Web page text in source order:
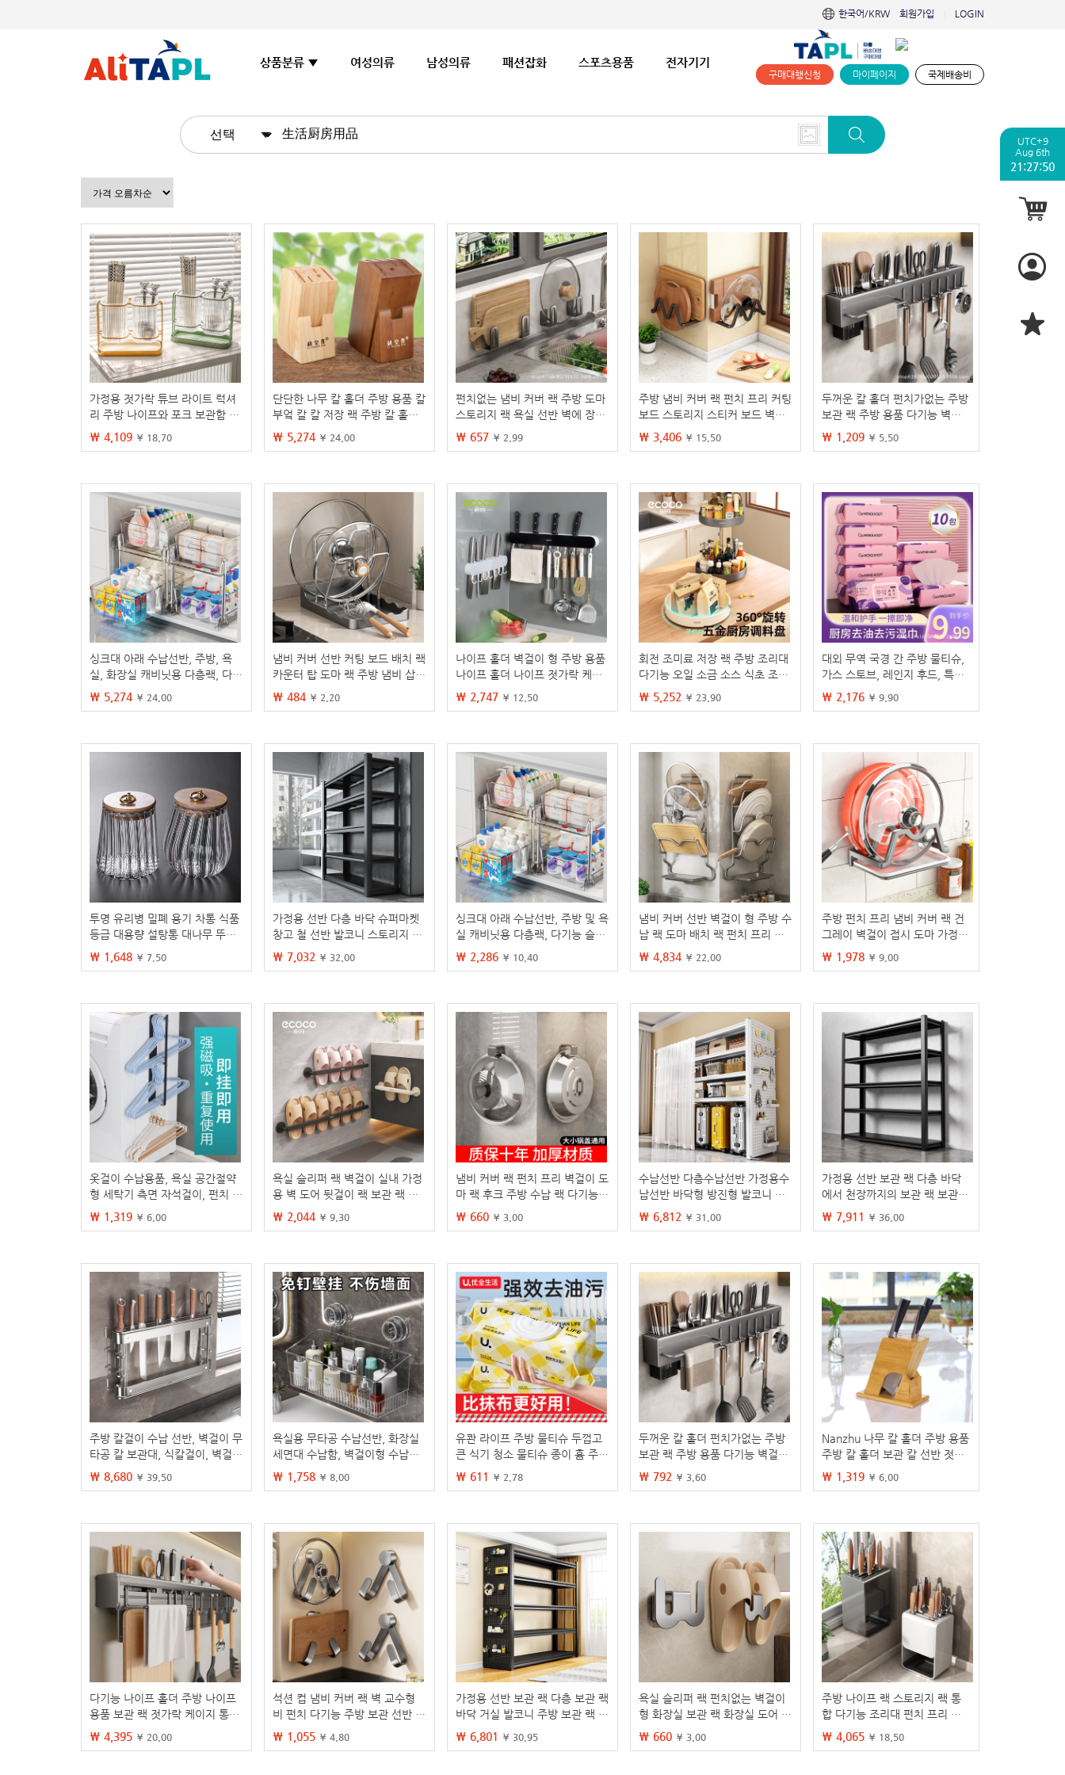
한국어/KRW 회원가입 LOGIN
상품분류 ▼ 여성의류 남성의류 패션잡화 스포츠용품 전자기기
구매대행신청 마이페이지 국제배송비
UTC+9
Aug 6th
21:27:51
가정용 젓가락 튜브 라이트 럭셔
리 주방 나이프와 포크 보관함 배
수 랙 벽걸이 형 젓가락 케이지 가
정 용품
₩ 4,109 ¥ 18.70
단단한 나무 칼 홀더 주방 용품 칼
부엌 칼 칼 저장 랙 주방 칼 홀더
칼 홀더 나무 칼 홀더
₩ 5,274 ¥ 24.00
펀치없는 냄비 커버 랙 주방 도마
스토리지 랙 욕실 선반 벽에 장착
된 다기능 벽 보관 유물
₩ 657 ¥ 2.99
주방 냄비 커버 랙 펀치 프리 커팅
보드 스토리지 스티커 보드 벽걸
이 도마 보드 스토리지 랙 스토리
지 아티팩트
₩ 3,406 ¥ 15.50
두꺼운 칼 홀더 펀치가없는 주방
보관 랙 주방 용품 다기능 벽걸
이 형 젓가락 및 야채 칼 보관
₩ 1,209 ¥ 5.50
싱크대 아래 수납선반, 주방, 욕
실, 화장실 캐비닛용 다층랙, 다기
능 슬라이드형 바스켓 수납장치
₩ 5,274 ¥ 24.00
냄비 커버 선반 커팅 보드 배치 랙
카운터 탑 도마 랙 주방 냄비 삽
홀더 스토리지 랙 도마 팩 커버 아
티팩트
₩ 484 ¥ 2.20
나이프 홀더 벽걸이 형 주방 용품
나이프 홀더 나이프 젓가락 케이
지 통합 보관 랙 다기능 주방 칼
보관 랙
₩ 2,747 ¥ 12.50
회전 조미료 저장 랙 주방 조리대
다기능 오일 소금 소스 식초 조미
료 가정용 저장 상자
₩ 5,252 ¥ 23.90
대외 무역 국경 간 주방 물티슈,
가스 스토브, 레인지 후드, 특수
세탁물없는 청소 용품, 기름없는
물티슈
₩ 2,176 ¥ 9.90
투명 유리병 밀폐 용기 차통 식품
등급 대용량 설탕통 대나무 뚜껑
주방용품 보관
₩ 1,648 ¥ 7.50
가정용 선반 다층 바닥 슈퍼마켓
창고 철 선반 발코니 스토리지 랙
코너 스틸 창고 디스플레이 랙
₩ 7,032 ¥ 32.00
싱크대 아래 수납선반, 주방 및 욕
실 캐비닛용 다층랙, 다기능 슬라
이드형 수납바구니, 정리함
₩ 2,286 ¥ 10.40
냄비 커버 선반 벽걸이 형 주방 수
납 랙 도마 배치 랙 펀치 프리 벽
수납 랙 냄비 커버 유물
₩ 4,834 ¥ 22.00
주방 펀치 프리 냄비 커버 랙 건
그레이 벽걸이 접시 도마 가정용
주방 용품 보관 랙
₩ 1,978 ¥ 9.00
옷걸이 수납용품, 욕실 공간절약
형 세탁기 측면 자석걸이, 펀치 없
는 발코니 수납선반
₩ 1,319 ¥ 6.00
욕실 슬리퍼 랙 벽걸이 실내 가정
용 벽 도어 뒷걸이 랙 보관 랙 타
월 신발 보관 아티팩트
₩ 2,044 ¥ 9.30
냄비 커버 랙 펀치 프리 벽걸이 도
마 랙 후크 주방 수납 랙 다기능
벽 보관 유물
₩ 660 ¥ 3.00
수납선반 다층수납선반 가정용수
납선반 바닥형 방진형 발코니 수
납실 철제선반
₩ 6,812 ¥ 31.00
가정용 선반 보관 랙 다층 바닥
에서 천장까지의 보관 랙 보관실
탄소강 잔해물 랙 창고 슈퍼마켓
보관 랙
₩ 7,911 ¥ 36.00
주방 칼걸이 수납 선반, 벽걸이 무
타공 칼 보관대, 식칼걸이, 벽걸이
수납 정리 도구
₩ 8,680 ¥ 39.50
욕실용 무타공 수납선반, 화장실
세면대 수납함, 벽걸이형 수납박
스, 무타공
₩ 1,758 ¥ 8.00
유콴 라이프 주방 물티슈 두껍고
큰 식기 청소 물티슈 종이 흄 주방
용품 강한 기름 얼룩 도매
₩ 611 ¥ 2.78
두꺼운 칼 홀더 펀치가없는 주방
보관 랙 주방 용품 다기능 벽걸이
형 젓가락 및 야채 칼 보관
₩ 792 ¥ 3.60
Nanzhu 나무 칼 홀더 주방 용품
주방 칼 홀더 보관 칼 선반 젓가
락 랙 다기능 스토리지 랙
₩ 1,319 ¥ 6.00
다기능 나이프 홀더 주방 나이프
용품 보관 랙 젓가락 케이지 통합
스토리지 랙 젓가락 홀더 벽걸이
없는 펀치
₩ 4,395 ¥ 20.00
석션 컵 냄비 커버 랙 벽 교수형
비 펀치 다기능 주방 보관 선반 도
마 보드 배치 도마 랙 스토리지 아
티팩트
₩ 1,055 ¥ 4.80
가정용 선반 보관 랙 다층 보관 랙
바닥 거실 발코니 주방 보관 랙 잔
해 정리 철 랙
₩ 6,801 ¥ 30.95
욕실 슬리퍼 랙 펀치없는 벽걸이
형 화장실 보관 랙 화장실 도어 후
면 신발 보관 랙 아티팩트 배수
₩ 660 ¥ 3.00
주방 나이프 랙 스토리지 랙 통
합 다기능 조리대 펀치 프리 나
이프 보관함 벽걸이 형 주방 나
이프 선반
₩ 4,065 ¥ 18.50